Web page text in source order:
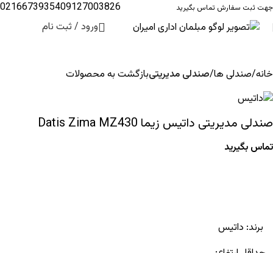
جهت ثبت سفارش تماس بگیرید 09127003826
02166739354
ورود / ثبت نام
خانه صندلی ها صندلی مدیریتیبازگشت به محصولات
صندلی مدیریتی داتیس زیما Datis Zima MZ430
تماس بگیرید
برند: داتیس